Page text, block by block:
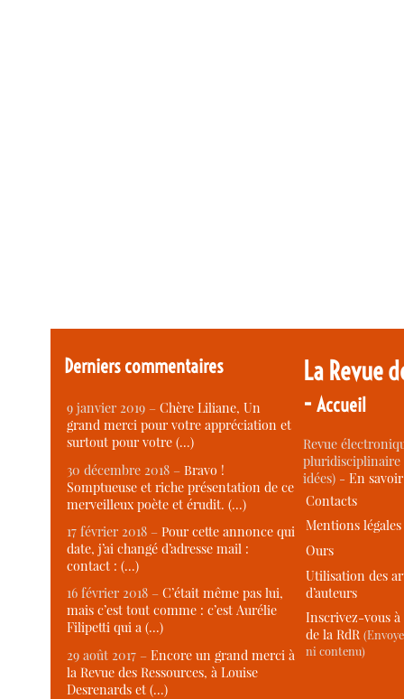
Derniers commentaires
9 janvier 2019 –Chère Liliane, Un
grand merci pour votre appréciation et
surtout pour votre (…)
30 décembre 2018 –Bravo !
Somptueuse et riche présentation de ce
merveilleux poète et érudit. (…)
17 février 2018 –Pour cette annonce qui
date, j’ai changé d’adresse mail :
contact : (…)
16 février 2018 –C’était même pas lui,
mais c’est tout comme : c’est Aurélie
Filipetti qui a (…)
29 août 2017 –Encore un grand merci à
la Revue des Ressources, à Louise
Desrenards et (…)
La Revue
-Accueil
Revue
idées) -En
Contacts
Mentions légales
Ours
Utilisation des
d’auteurs
Inscrivez-vous
de la RdR
ni contenu)